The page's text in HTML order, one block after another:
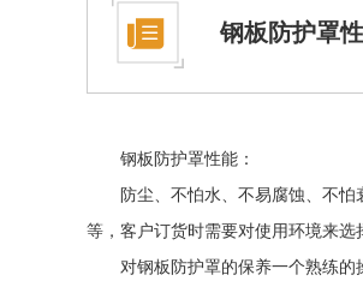
钢板防护罩
钢板防护罩性能：
防尘、不怕水、不易腐蚀、不
等，客户订货时需要对使用环境来选
对钢板防护罩的保养一个熟练的